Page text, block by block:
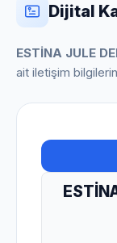
Dijital
ESTİNA JULE
ait iletişim